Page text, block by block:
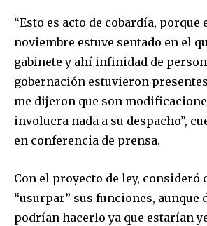
“Esto es acto de cobardía, porque
noviembre estuve sentado en el
gabinete y ahí infinidad de
gobernación estuvieron
me dijeron que son
involucra nada a su despacho”,
en conferencia de prensa.
Con el proyecto de ley, consideró
“usurpar” sus funciones, aunque
podrían hacerlo ya que estarían